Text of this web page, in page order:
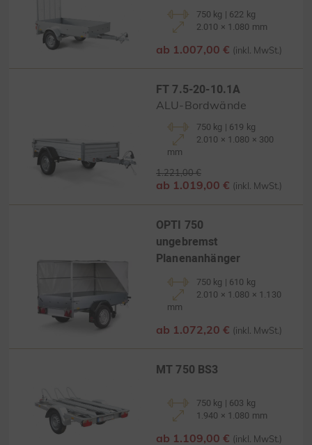
750 kg | 622 kg
2.010 × 1.080 mm
ab 1.007,00 € (inkl. MwSt.)
FT 7.5-20-10.1A
ALU-Bordwände
750 kg | 619 kg
2.010 × 1.080 × 300
mm
1.221,00 €
ab 1.019,00 € (inkl. MwSt.)
OPTI 750
ungebremst
Planenanhänger
750 kg | 610 kg
2.010 × 1.080 × 1.130
mm
ab 1.072,20 € (inkl. MwSt.)
MT 750 BS3
750 kg | 603 kg
1.940 × 1.080 mm
ab 1.109,00 € (inkl. MwSt.)